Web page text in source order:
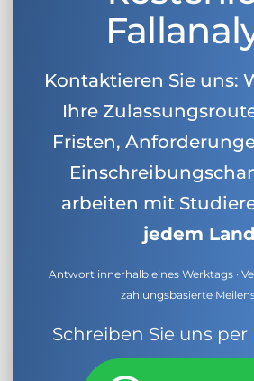
Kontaktieren Sie uns:
Ihre
Fristen,
arbeiten mit
jedem Land
Antwort innerhalb eines Werktags ·
zahlungsbasierte
Schreiben Sie uns